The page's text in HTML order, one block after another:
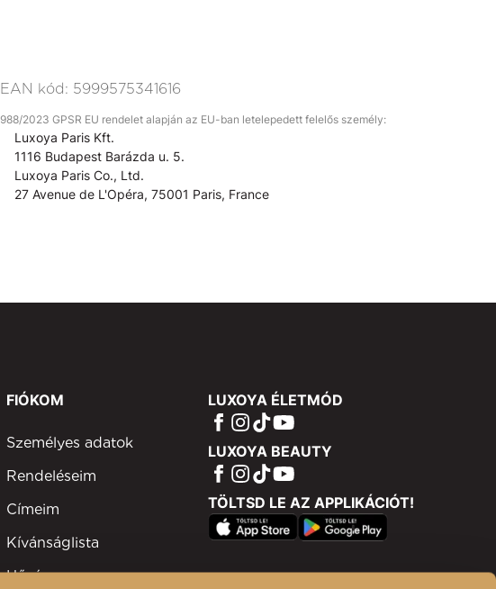
EAN kód: 5999575341616
988/2023 GPSR EU rendelet alapján az EU-ban letelepedett felelős személy:
Luxoya Paris Kft.
1116 Budapest Barázda u. 5.
Luxoya Paris Co., Ltd.
27 Avenue de L'Opéra, 75001 Paris, France
FIÓKOM
Személyes adatok
Rendeléseim
Címeim
Kívánságlista
Hűségprogram
LUXOYA ÉLETMÓD
LUXOYA BEAUTY
TÖLTSD LE AZ APPLIKÁCIÓT!